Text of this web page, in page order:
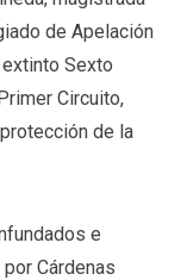
de Apelación
Sexto
Circuito,
de la
e
Cárdenas